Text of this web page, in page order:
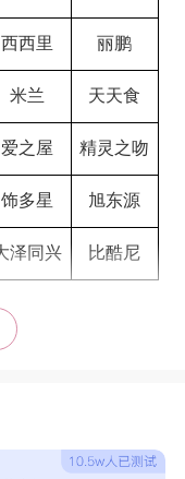
西西里 丽鹏
米兰 天天食
爱之屋 精灵之吻
饰多星 旭东源
泽同兴 比酷尼
双生花
宝雅德 染指流年